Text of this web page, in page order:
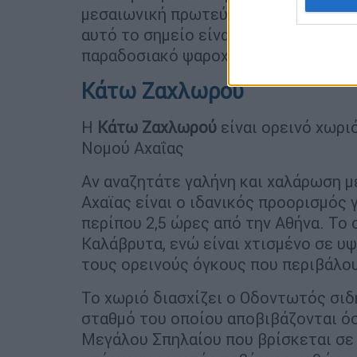
μεσαιωνική πρωτεύουσα του
αυτό το σημείο είναι μαγευτική),
παραδοσιακό ψαροχώρι της
Κάτω Ζαχλωρού
Η Κάτω Ζαχλωρού είναι ορεινό
Νομού Αχαΐας
Αν αναζητάτε γαλήνη και
Αχαϊας είναι ο ιδανικός
περίπου 2,5 ώρες από την Αθήνα. Το
Καλάβρυτα, ενώ είναι χτισμένο σε
τους ορεινούς όγκους που
Το χωριό διασχίζει ο Οδοντωτός
σταθμό του οποίου αποβιβάζονται
Μεγάλου Σπηλαίου που βρίσκεται